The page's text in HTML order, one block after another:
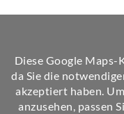
Diese Google Maps-
da Sie die
akzeptiert haben.
anzusehen, passen